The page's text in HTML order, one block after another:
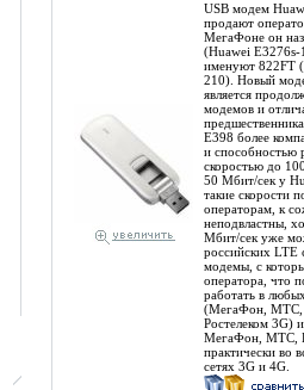
USB модем
продают
МегаФоне он
(Huawei
именуют 822FT
210). Новый
является
модемов и
E398 более
и способностью
скоростью до
50 Мбит/сек у
такие скорости
операторам, к
неподвластны,
Мбит/сек уже
российских
модемы, с
оператора, что
работать в
(МегаФон, МТС,
Ростелеком 3G)
МегаФон, МТС,
практически во
сетях 3G и 4G.